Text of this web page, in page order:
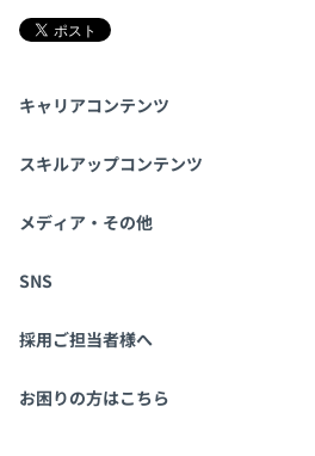
キャリアコンテンツ
転職・キャリア
スキルアップコンテンツ
学習
メディア・その他
Tech Team Journal
SNS
X
採用ご担当者様へ
採用・教育をお考えの企業様へ
お困りの方はこちら